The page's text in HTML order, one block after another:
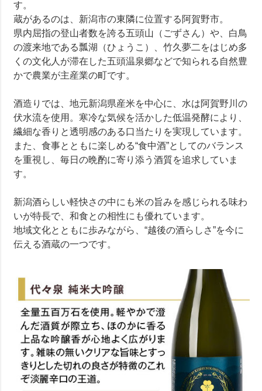
す。
蔵があるのは、新潟市の東隣に位置する阿賀野市。
県内屈指の登山者数を誇る五頭山（ごずさん）や、白鳥
の渡来地である瓢湖（ひょうこ）、竹久夢二をはじめ多
くの文化人が滞在した五頭温泉郷などで知られる自然豊
かで農業が主産業の町です。
酒造りでは、地元新潟県産米を中心に、水は阿賀野川の
伏水流を使用。寒冷な気候を活かした低温発酵により、
繊細な香りと透明感のある口当たりを実現しています。
また、食事とともに楽しめる“食中酒”としてのバランス
を重視し、毎日の晩酌に寄り添う酒質を追求していま
す。
新潟酒らしい軽快さの中にも米の旨みを感じられる味わ
いが特長で、和食との相性にも優れています。
地域文化とともに歩みながら、“越後の酒らしさ”を今に
伝える酒蔵の一つです。